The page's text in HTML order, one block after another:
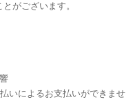
がございます。
いによるお支払いができませ